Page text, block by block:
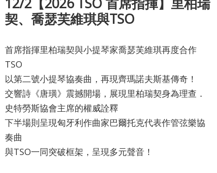
樂
會
推
廣
教
育
最
新
消
息
契、喬瑟芙維琪與TSO
首席指揮里柏瑞契與小提琴家喬瑟芙維琪再度合作
TSO
以第二號小提琴協奏曲，再現齊瑪諾夫斯基傳奇！
交響詩《唐璜》震撼開場，展現里柏瑞契身為理查．
史特勞斯協會主席的權威詮釋
下半場則呈現匈牙利作曲家巴爾托克代表作管弦樂協
奏曲
與TSO一同突破框架，呈現多元聲音！